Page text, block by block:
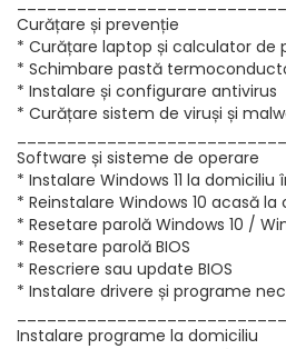
Curățare și prevenție
* Curățare laptop și calculator de
* Schimbare pastă
* Instalare și configurare antivirus
* Curățare sistem de viruși și
Software și sisteme de operare
* Instalare Windows 11 la domiciliu
* Reinstalare Windows 10 acasă la
* Resetare parolă Windows 10 /
* Resetare parolă BIOS
* Rescriere sau update BIOS
* Instalare drivere și programe
Instalare programe la domiciliu